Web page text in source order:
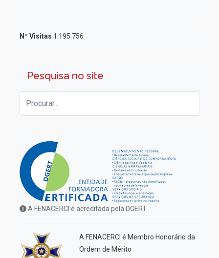
Nº Visitas 1.195.756
Pesquisa no site
A FENACERCI é acreditada pela DGERT
A FENACERCI é Membro Honorário da
Ordem de Mérito